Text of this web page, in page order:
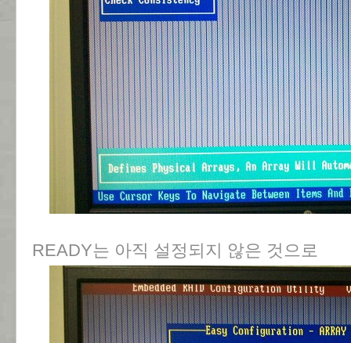
READY는 아직 설정되지 않은 것으로